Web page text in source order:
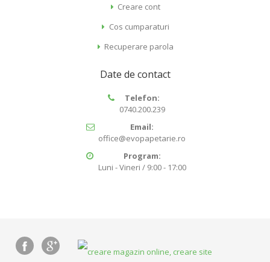
Creare cont
Cos cumparaturi
Recuperare parola
Date de contact
Telefon:
0740.200.239
Email:
office@evopapetarie.ro
Program:
Luni - Vineri / 9:00 - 17:00